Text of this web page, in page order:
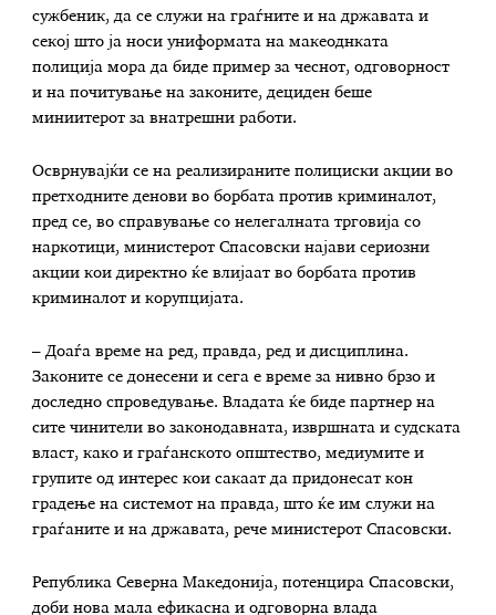
сужбеник, да се служи на граѓните и на државата и
секој што ја носи униформата на макеоднката
полиција мора да биде пример за чеснот, одговорност
и на почитување на законите, дециден беше
миниитерот за внатрешни работи.
Осврнувајќи се на реализираните полициски акции во
претходните денови во борбата против криминалот,
пред се, во справување со нелегалната трговија со
наркотици, министерот Спасовски најави сериозни
акции кои директно ќе влијаат во борбата против
криминалот и корупцијата.
– Доаѓа време на ред, правда, ред и дисциплина.
Законите се донесени и сега е време за нивно брзо и
доследно спроведување. Владата ќе биде партнер на
сите чинители во законодавната, извршната и судската
власт, како и граѓанското општество, медиумите и
групите од интерес кои сакаат да придонесат кон
градење на системот на правда, што ќе им служи на
граѓаните и на државата, рече министерот Спасовски.
Република Северна Македонија, потенцира Спасовски,
доби нова мала ефикасна и одговорна влада